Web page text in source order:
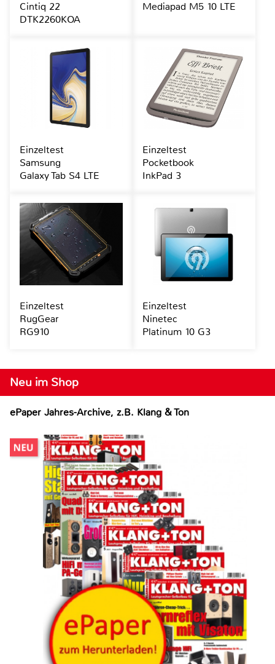
Neu im Shop
ePaper Jahres-Archive, z.B. Klang & Ton
Cintiq 22
DTK2260KOA
Mediapad M5 10 LTE
Einzeltest
Samsung
Galaxy Tab S4 LTE
Einzeltest
Pocketbook
InkPad 3
Einzeltest
RugGear
RG910
Einzeltest
Ninetec
Platinum 10 G3